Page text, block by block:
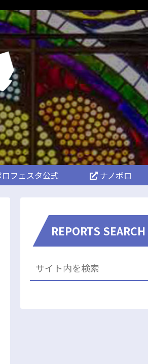
ロフェスタ公式 ナノボロ
REPORTS SEARCH